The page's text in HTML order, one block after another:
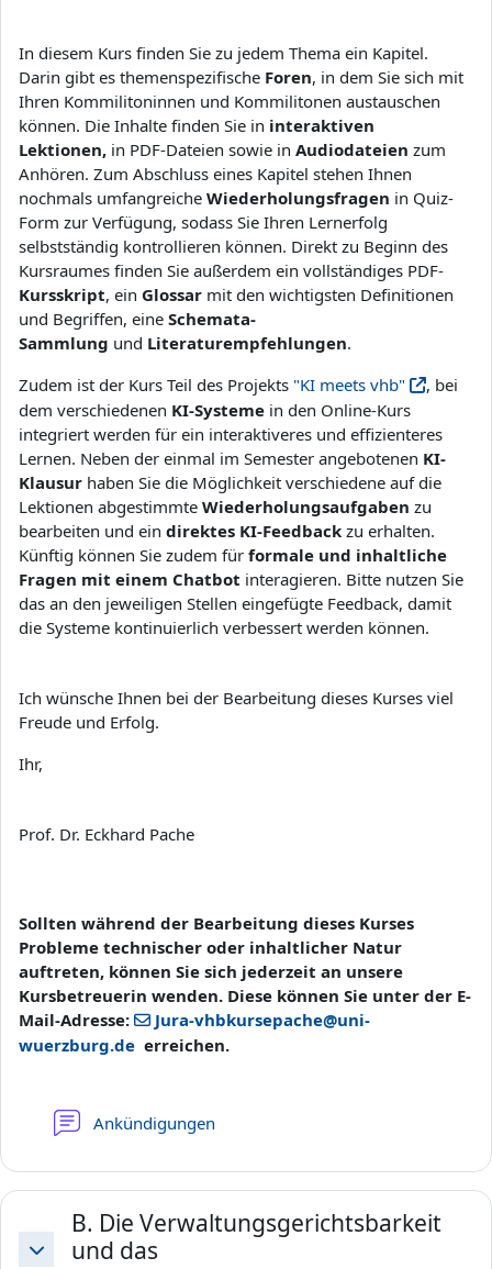
In diesem Kurs finden Sie zu jedem Thema ein Kapitel.
Darin gibt es themenspezifische Foren, in dem Sie sich mit
Ihren Kommilitoninnen und Kommilitonen austauschen
können. Die Inhalte finden Sie in interaktiven
Lektionen, in PDF-Dateien sowie in Audiodateien zum
Anhören. Zum Abschluss eines Kapitel stehen Ihnen
nochmals umfangreiche Wiederholungsfragen in Quiz-
Form zur Verfügung, sodass Sie Ihren Lernerfolg
selbstständig kontrollieren können. Direkt zu Beginn des
Kursraumes finden Sie außerdem ein vollständiges PDF-
Kursskript, ein Glossar mit den wichtigsten Definitionen
und Begriffen, eine Schemata-
Sammlung und Literaturempfehlungen.
Zudem ist der Kurs Teil des Projekts "KI meets vhb"
, bei
dem verschiedenen KI-Systeme in den Online-Kurs
integriert werden für ein interaktiveres und effizienteres
Lernen. Neben der einmal im Semester angebotenen KI-
Klausur haben Sie die Möglichkeit verschiedene auf die
Lektionen abgestimmte Wiederholungsaufgaben zu
bearbeiten und ein direktes KI-Feedback zu erhalten.
Künftig können Sie zudem für formale und inhaltliche
Fragen mit einem Chatbot interagieren. Bitte nutzen Sie
das an den jeweiligen Stellen eingefügte Feedback, damit
die Systeme kontinuierlich verbessert werden können.
Ich wünsche Ihnen bei der Bearbeitung dieses Kurses viel
Freude und Erfolg.
Ihr,
Prof. Dr. Eckhard Pache
Sollten während der Bearbeitung dieses Kurses
Probleme technischer oder inhaltlicher Natur
auftreten, können Sie sich jederzeit an unsere
Kursbetreuerin wenden. Diese können Sie unter der E-
Mail-Adresse:
Jura-vhbkursepache@uni-
wuerzburg.de erreichen.
Ankündigungen
Einklappen
B. Die Verwaltungsgerichtsbarkeit
und das